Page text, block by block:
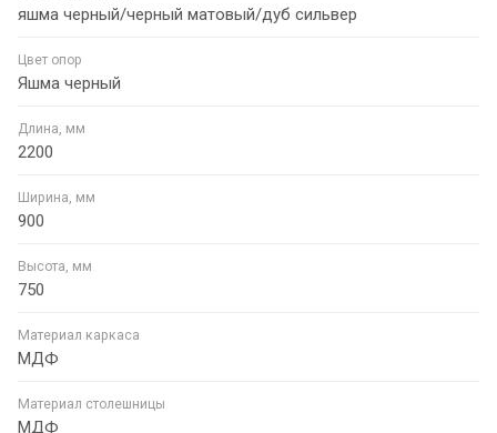
яшма черный/черный матовый/дуб сильвер
Цвет опор
Яшма черный
Длина, мм
2200
Ширина, мм
900
Высота, мм
750
Материал каркаса
МДФ
Материал столешницы
МДФ